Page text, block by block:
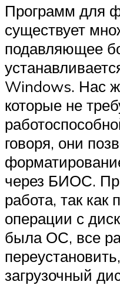
Программ для
существует
подавляющее
Windows. Нас
которые не
говоря, они
через БИОС.
работа, так как
операции с
была ОС, все
загрузочный